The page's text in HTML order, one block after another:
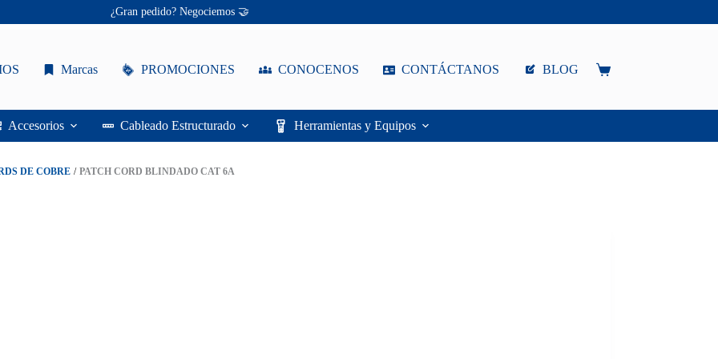
Ofertas únicas te esperan ✨
Marcas PROMOCIONES CONOCENOS CONTÁCTANOS BLOG
Carro
Accesorios Cableado Estructurado Herramientas y Equipos
DE COBRE / PATCH CORD BLINDADO CAT 6A